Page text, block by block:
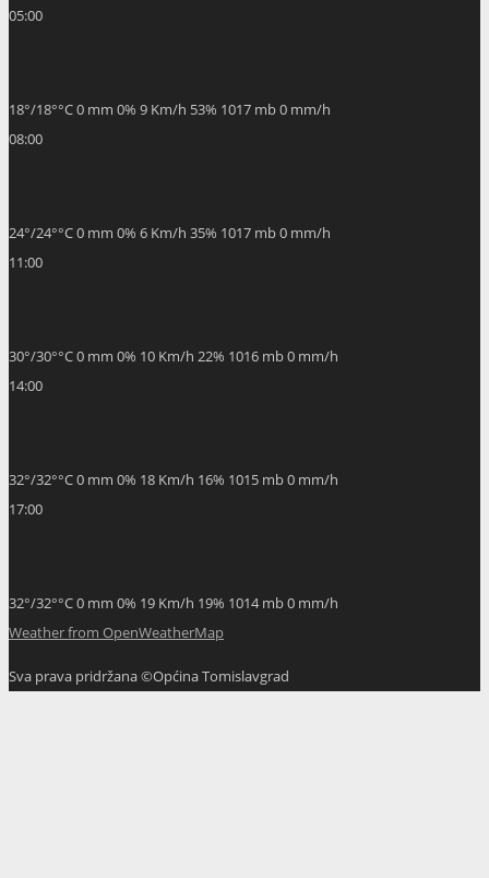
05:00
18°/18°°C0 mm 0% 9 Km/h 53% 1017 mb0 mm/h
08:00
24°/24°°C0 mm 0% 6 Km/h 35% 1017 mb0 mm/h
11:00
30°/30°°C0 mm 0% 10 Km/h 22% 1016 mb0 mm/h
14:00
32°/32°°C0 mm 0% 18 Km/h 16% 1015 mb0 mm/h
17:00
32°/32°°C0 mm 0% 19 Km/h 19% 1014 mb0 mm/h
Weather from OpenWeatherMap
Sva prava pridržana ©Općina Tomislavgrad